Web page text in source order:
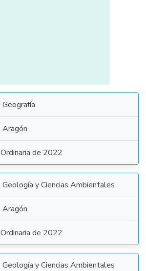
Geografía
Aragón
Ordinaria de 2022
Geología y Ciencias Ambientales
Aragón
Ordinaria de 2022
Geología y Ciencias Ambientales